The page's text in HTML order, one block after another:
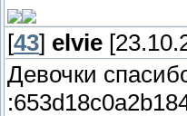
[43] elvie
Девочки